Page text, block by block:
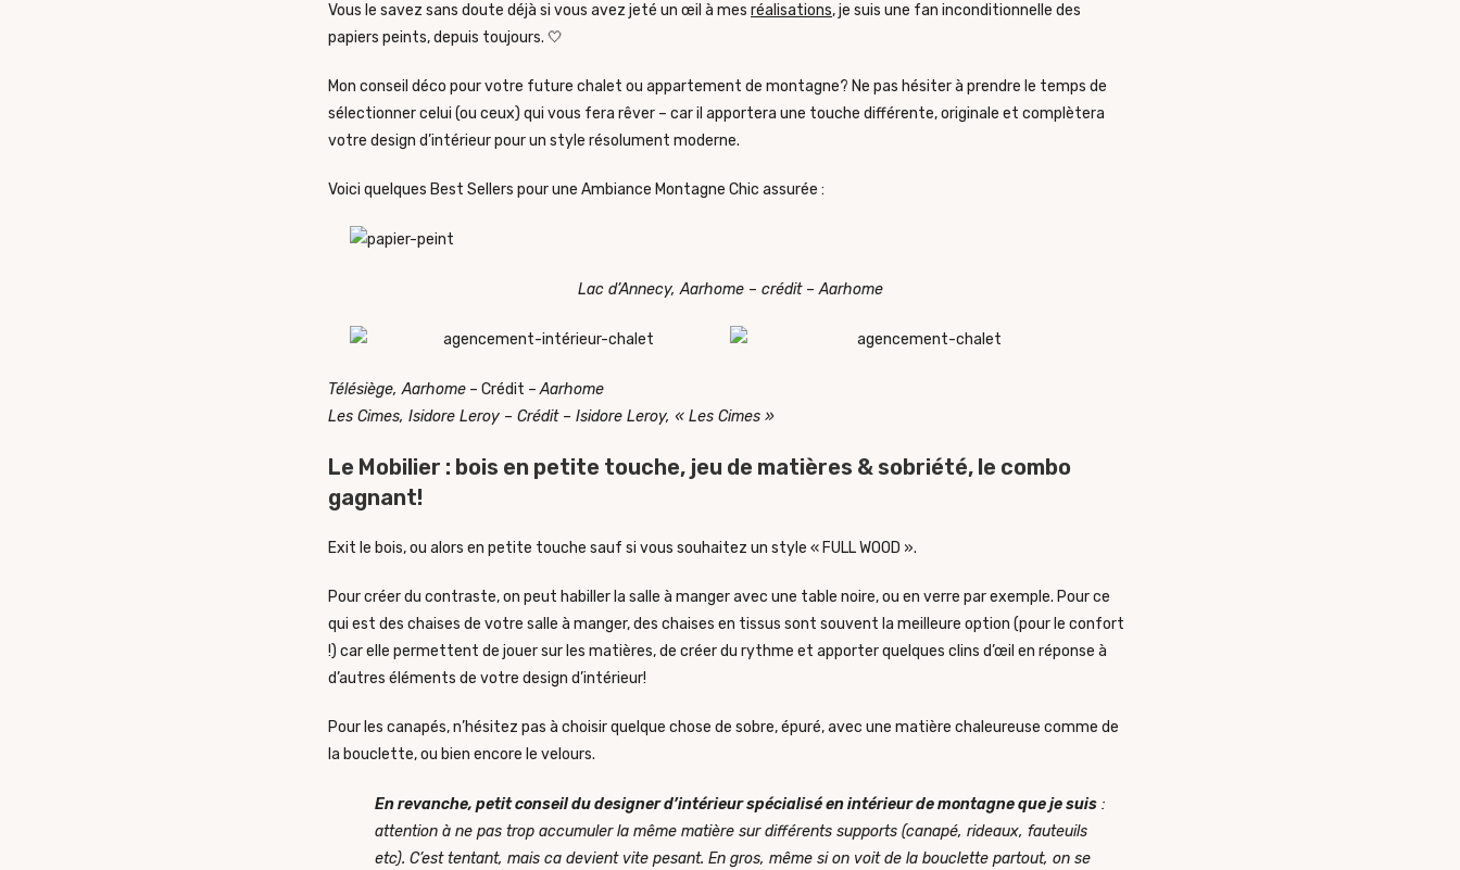
Vous le savez sans doute déjà si vous avez jeté un œil à mes réalisations, je suis une fan inconditionnelle des
papiers peints, depuis toujours. 🤍
Mon conseil déco pour votre future chalet ou appartement de montagne? Ne pas hésiter à prendre le temps de
sélectionner celui (ou ceux) qui vous fera rêver – car il apportera une touche différente, originale et complètera
votre design d’intérieur pour un style résolument moderne.
Voici quelques Best Sellers pour une Ambiance Montagne Chic assurée :
Lac d’Annecy, Aarhome – crédit –Aarhome
Télésiège, Aarhome – Crédit –Aarhome
Les Cimes, Isidore Leroy – Crédit – Isidore Leroy, « Les Cimes »
Le Mobilier : bois en petite touche, jeu de matières & sobriété, le combo
gagnant!
Exit le bois, ou alors en petite touche sauf si vous souhaitez un style « FULL WOOD ».
Pour créer du contraste, on peut habiller la salle à manger avec une table noire, ou en verre par exemple. Pour ce
qui est des chaises de votre salle à manger, des chaises en tissus sont souvent la meilleure option (pour le confort
!) car elle permettent de jouer sur les matières, de créer du rythme et apporter quelques clins d’œil en réponse à
d’autres éléments de votre design d’intérieur!
Pour les canapés, n’hésitez pas à choisir quelque chose de sobre, épuré, avec une matière chaleureuse comme de
la bouclette, ou bien encore le velours.
En revanche, petit conseil du designer d’intérieur spécialisé en intérieur de montagne que je suis :
attention à ne pas trop accumuler la même matière sur différents supports (canapé, rideaux, fauteuils
etc). C’est tentant, mais ca devient vite pesant. En gros, même si on voit de la bouclette partout, on se